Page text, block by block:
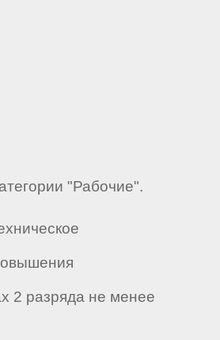
"Рабочие".
2 разряда не менее